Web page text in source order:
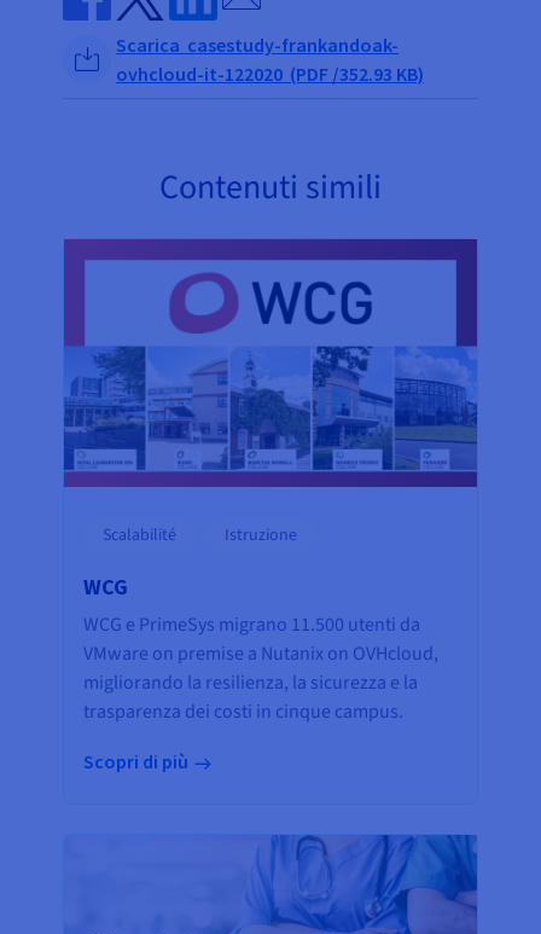
Share on Facebook
Share on Twitter
Share on Linkedin
Scarica casestudy-frankandoak-
ovhcloud-it-122020 (PDF /352.93 KB)
Contenuti simili
Scalabilité Istruzione
WCG
WCG e PrimeSys migrano 11.500 utenti da
VMware on premise a Nutanix on OVHcloud,
migliorando la resilienza, la sicurezza e la
trasparenza dei costi in cinque campus.
Scopri di più